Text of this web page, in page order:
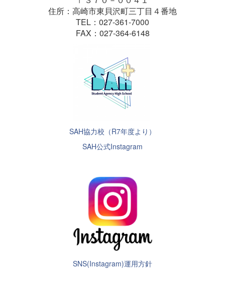
住所：高崎市東貝沢町三丁目４番地
TEL：027-361-7000
FAX：027-364-6148
SAH協力校（R7年度より）
SAH公式Instagram
SNS(Instagram)運用方針